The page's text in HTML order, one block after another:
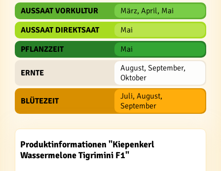
AUSSAAT VORKULTUR
März, April, Mai
AUSSAAT DIREKTSAAT
Mai
PFLANZZEIT
Mai
ERNTE
August, September,
Oktober
BLÜTEZEIT
Juli, August,
September
Produktinformationen "Kiepenkerl
Wassermelone Tigrimini F1"